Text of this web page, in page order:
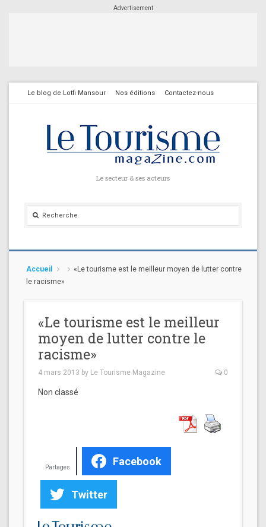
Advertisement
Le blog de Lotfi Mansour Nos éditions Contactez-nous
Le secteur & ses acteurs
Accueil
«Le tourisme est le meilleur moyen de lutter contre
le racisme»
«Le tourisme est le meilleur
moyen de lutter contre le
racisme»
4 mars 2013 by Le Tourisme Magazine 0
Non classé
Facebook
Twitter
Partages